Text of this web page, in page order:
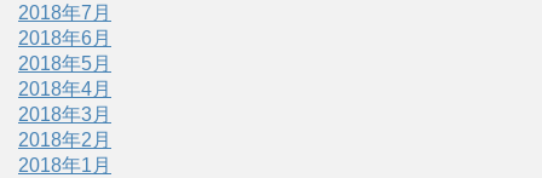
2018年7月
2018年6月
2018年5月
2018年4月
2018年3月
2018年2月
2018年1月